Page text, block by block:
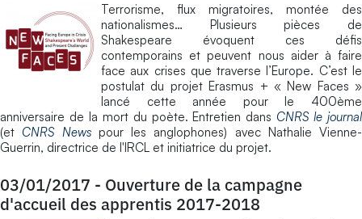
Terrorisme, flux migratoires, montée des
nationalismes… Plusieurs pièces de
Shakespeare évoquent ces défis
contemporains et peuvent nous aider à faire
face aux crises que traverse l’Europe. C’est le
postulat du projet Erasmus + « New Faces »
lancé cette année pour le 400ème
anniversaire de la mort du poète. Entretien dans CNRS le journal
(et CNRS Newspour les anglophones) avec Nathalie Vienne-
Guerrin, directrice de l'IRCL et initiatrice du projet.
03/01/2017 - Ouverture de la campagne
d'accueil des apprentis 2017-2018